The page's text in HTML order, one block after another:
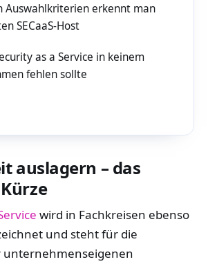
Auswahlkriterien erkennt man
SECaaS-Host
as a Service in keinem
fehlen sollte
auslagern – das
wird in Fachkreisen ebenso
und steht für die
unternehmenseigenen